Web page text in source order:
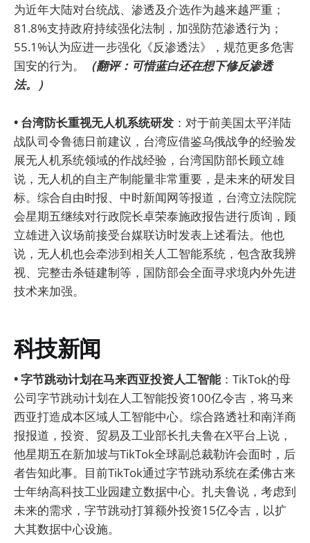
为近年大陆对台统战、渗透及介选作为越来越严重；
81.8%支持政府持续强化法制，加强防范渗透行为；
55.1%认为应进一步强化《反渗透法》，规范更多危害
国安的行为。
（翻评：可惜蓝白还在想下修反渗透
法。）
• 台湾防长重视无人机系统研发 ：对于前美国太平洋陆
战队司令鲁德日前建议，台湾应借鉴乌俄战争的经验发
展无人机系统领域的作战经验，台湾国防部长顾立雄
说，无人机的自主产制能量非常重要，是未来的研发目
标。综合自由时报、中时新闻网等报道，台湾立法院院
会星期五继续对行政院长卓荣泰施政报告进行质询，顾
立雄进入议场前接受台媒联访时发表上述看法。他也
说，无人机也会牵涉到相关人工智能系统，包含敌我辨
视、完整击杀链建制等，国防部会全面寻求境内外先进
技术来加强。
科技新闻
• 字节跳动计划在马来西亚投资人工智能：TikTok的母
公司字节跳动计划在人工智能投资100亿令吉，将马来
西亚打造成本区域人工智能中心。综合路透社和南洋商
报报道，投资、贸易及工业部长扎夫鲁在X平台上说，
他星期五在新加坡与TikTok全球副总裁勒许会面时，后
者告知此事。目前TikTok通过字节跳动系统在柔佛古来
士年纳高科技工业园建立数据中心。扎夫鲁说，考虑到
未来的需求，字节跳动打算额外投资15亿令吉，以扩
大其数据中心设施。